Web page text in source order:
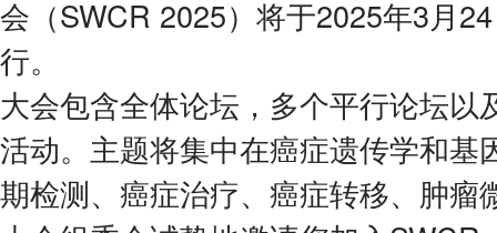
会（SWCR 2025）将于2025年3月
行。
大会包含全体论坛，多个平行论坛以
活动。主题将集中在癌症遗传学和基
期检测、癌症治疗、癌症转移、肿瘤